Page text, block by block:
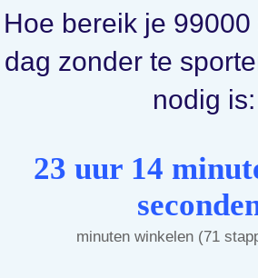
Hoe bereik je
dag zonder te
nodig is:
23 uur 14
minuten winkelen (71